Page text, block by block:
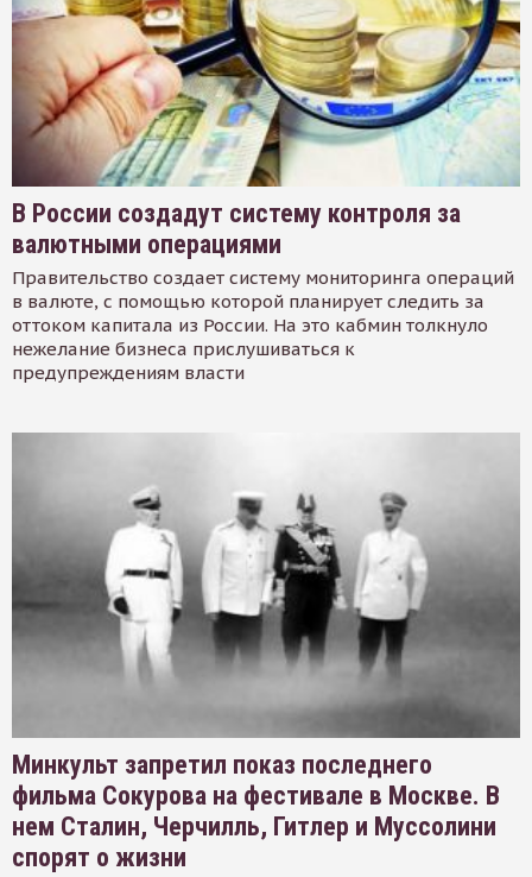
В России создадут систему контроля за
валютными операциями
Правительство создает систему мониторинга операций
в валюте, с помощью которой планирует следить за
оттоком капитала из России. На это кабмин толкнуло
нежелание бизнеса прислушиваться к
предупреждениям власти
Минкульт запретил показ последнего
фильма Сокурова на фестивале в Москве. В
нем Сталин, Черчилль, Гитлер и Муссолини
спорят о жизни